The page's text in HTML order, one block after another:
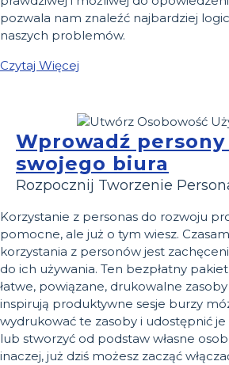
pozwala nam znaleźć najbardziej
naszych problemów.
Czytaj Więcej
Wprowadź persony
swojego biura
Rozpocznij Tworzenie
Korzystanie z personas do rozwoju
pomocne, ale już o tym wiesz.
korzystania z personów jest
do ich używania. Ten bezpłatny
łatwe, powiązane, drukowalne
inspirują produktywne sesje burzy
wydrukować te zasoby i udostępnić je
lub stworzyć od podstaw własne
inaczej, już dziś możesz zacząć